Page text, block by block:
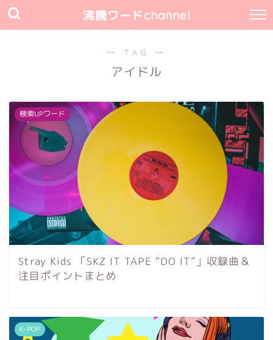
沸騰ワードchannel
― TAG ―
アイドル
検索UPワード
Stray Kids 「SKZ IT TAPE “DO IT”」収録曲＆
注目ポイントまとめ
K-POP